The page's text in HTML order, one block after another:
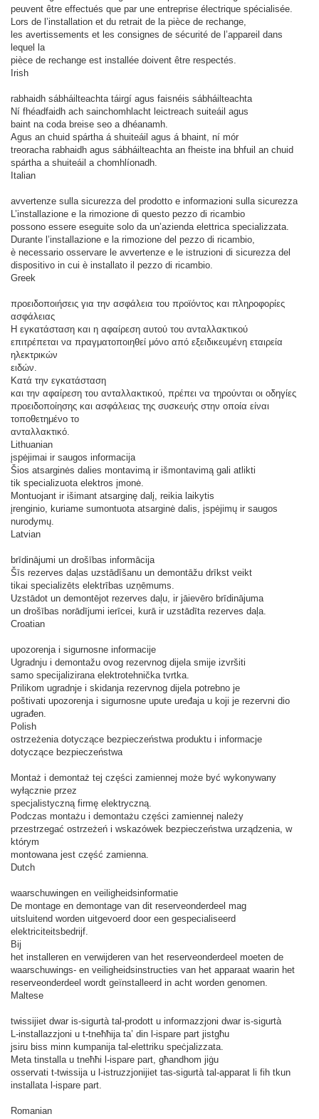
peuvent être effectués que par une entreprise électrique spécialisée.
Lors de l’installation et du retrait de la pièce de rechange,
les avertissements et les consignes de sécurité de l’appareil dans
lequel la
pièce de rechange est installée doivent être respectés.
Irish
rabhaidh sábháilteachta táirgí agus faisnéis sábháilteachta
Ní fhéadfaidh ach sainchomhlacht leictreach suiteáil agus
baint na coda breise seo a dhéanamh.
Agus an chuid spártha á shuiteáil agus á bhaint, ní mór
treoracha rabhaidh agus sábháilteachta an fheiste ina bhfuil an chuid
spártha a shuiteáil a chomhlíonadh.
Italian
avvertenze sulla sicurezza del prodotto e informazioni sulla sicurezza
L’installazione e la rimozione di questo pezzo di ricambio
possono essere eseguite solo da un’azienda elettrica specializzata.
Durante l’installazione e la rimozione del pezzo di ricambio,
è necessario osservare le avvertenze e le istruzioni di sicurezza del
dispositivo in cui è installato il pezzo di ricambio.
Greek
προειδοποιήσεις για την ασφάλεια του προϊόντος και πληροφορίες
ασφάλειας
Η εγκατάσταση και η αφαίρεση αυτού του ανταλλακτικού
επιτρέπεται να πραγματοποιηθεί μόνο από εξειδικευμένη εταιρεία
ηλεκτρικών
ειδών.
Κατά την εγκατάσταση
και την αφαίρεση του ανταλλακτικού, πρέπει να τηρούνται οι οδηγίες
προειδοποίησης και ασφάλειας της συσκευής στην οποία είναι
τοποθετημένο το
ανταλλακτικό.
Lithuanian
įspėjimai ir saugos informacija
Šios atsarginės dalies montavimą ir išmontavimą gali atlikti
tik specializuota elektros įmonė.
Montuojant ir išimant atsarginę dalį, reikia laikytis
įrenginio, kuriame sumontuota atsarginė dalis, įspėjimų ir saugos
nurodymų.
Latvian
brīdinājumi un drošības informācija
Šīs rezerves daļas uzstādīšanu un demontāžu drīkst veikt
tikai specializēts elektrības uzņēmums.
Uzstādot un demontējot rezerves daļu, ir jāievēro brīdinājuma
un drošības norādījumi ierīcei, kurā ir uzstādīta rezerves daļa.
Croatian
upozorenja i sigurnosne informacije
Ugradnju i demontažu ovog rezervnog dijela smije izvršiti
samo specijalizirana elektrotehnička tvrtka.
Prilikom ugradnje i skidanja rezervnog dijela potrebno je
poštivati ​​upozorenja i sigurnosne upute uređaja u koji je rezervni dio
ugrađen.
Polish
ostrzeżenia dotyczące bezpieczeństwa produktu i informacje
dotyczące bezpieczeństwa
Montaż i demontaż tej części zamiennej może być wykonywany
wyłącznie przez
specjalistyczną firmę elektryczną.
Podczas montażu i demontażu części zamiennej należy
przestrzegać ostrzeżeń i wskazówek bezpieczeństwa urządzenia, w
którym
montowana jest część zamienna.
Dutch
waarschuwingen en veiligheidsinformatie
De montage en demontage van dit reserveonderdeel mag
uitsluitend worden uitgevoerd door een gespecialiseerd
elektriciteitsbedrijf.
Bij
het installeren en verwijderen van het reserveonderdeel moeten de
waarschuwings- en veiligheidsinstructies van het apparaat waarin het
reserveonderdeel wordt geïnstalleerd in acht worden genomen.
Maltese
twissijiet dwar is-sigurtà tal-prodott u informazzjoni dwar is-sigurtà
L-installazzjoni u t-tneħħija ta’ din l-ispare part jistgħu
jsiru biss minn kumpanija tal-elettriku speċjalizzata.
Meta tinstalla u tneħħi l-ispare part, għandhom jiġu
osservati t-twissija u l-istruzzjonijiet tas-sigurtà tal-apparat li fih tkun
installata l-ispare part.
Romanian